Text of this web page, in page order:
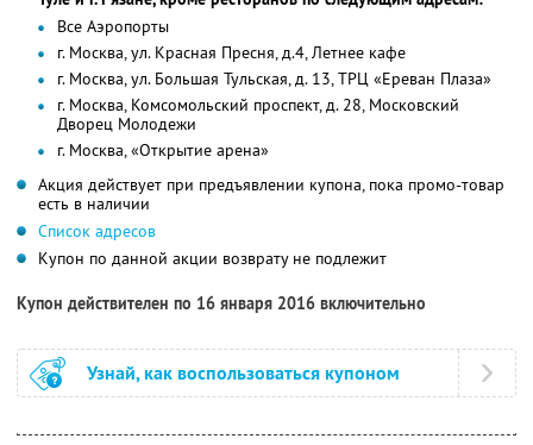
Все Аэропорты
г. Москва, ул. Красная Пресня, д.4, Летнее кафе
г. Москва, ул. Большая Тульская, д. 13, ТРЦ «Ереван Плаза»
г. Москва, Комсомольский проспект, д. 28, Московский
Дворец Молодежи
г. Москва, «Открытие арена»
Акция действует при предъявлении купона, пока промо-товар
есть в наличии
Список адресов
Купон по данной акции возврату не подлежит
Купон действителен по 16 января 2016 включительно
Узнай, как воспользоваться купоном